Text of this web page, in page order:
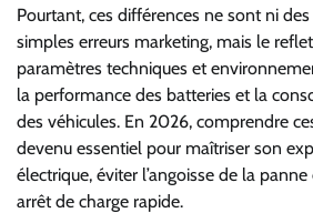
Pourtant, ces différences ne sont ni
simples erreurs marketing, mais le
paramètres techniques et
la performance des batteries et la
des véhicules. En 2026, comprendre
devenu essentiel pour maîtriser son
électrique, éviter l’angoisse de la
arrêt de charge rapide.